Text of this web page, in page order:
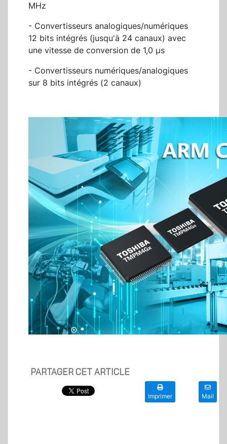
MHz
- Convertisseurs analogiques/numériques
12 bits intégrés (jusqu'à 24 canaux) avec
une vitesse de conversion de 1,0 μs
- Convertisseurs numériques/analogiques
sur 8 bits intégrés (2 canaux)
PARTAGER CET ARTICLE
Imprimer Mail